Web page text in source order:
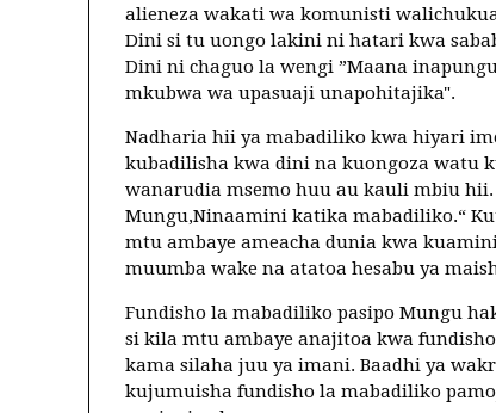
alieneza wakati wa komunisti
Dini si tu uongo lakini ni hatari kwa
Dini ni chaguo la wengi ”Maana
mkubwa wa upasuaji unapohitajika".
Nadharia hii ya mabadiliko kwa hiyari
kubadilisha kwa dini na kuongoza watu
wanarudia msemo huu au kauli mbiu
Mungu,Ninaamini katika mabadiliko.“
mtu ambaye ameacha dunia kwa
muumba wake na atatoa hesabu ya
Fundisho la mabadiliko pasipo Mungu
si kila mtu ambaye anajitoa kwa
kama silaha juu ya imani. Baadhi ya
kujumuisha fundisho la mabadiliko